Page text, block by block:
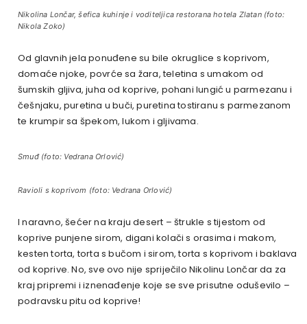
Nikolina Lončar, šefica kuhinje i voditeljica restorana hotela Zlatan (foto:
Nikola Zoko)
Od glavnih jela ponuđene su bile okruglice s koprivom,
domaće njoke, povrće sa žara, teletina s umakom od
šumskih gljiva, juha od koprive, pohani lungić u parmezanu i
češnjaku, puretina u buči, puretina tostiranu s parmezanom
te krumpir sa špekom, lukom i gljivama.
Smuđ (foto: Vedrana Orlović)
Ravioli s koprivom (foto: Vedrana Orlović)
I naravno, šećer na kraju desert – štrukle s tijestom od
koprive punjene sirom, digani kolači s orasima i makom,
kesten torta, torta s bučom i sirom, torta s koprivom i baklava
od koprive. No, sve ovo nije spriječilo Nikolinu Lončar da za
kraj pripremi i iznenađenje koje se sve prisutne oduševilo –
podravsku pitu od koprive!